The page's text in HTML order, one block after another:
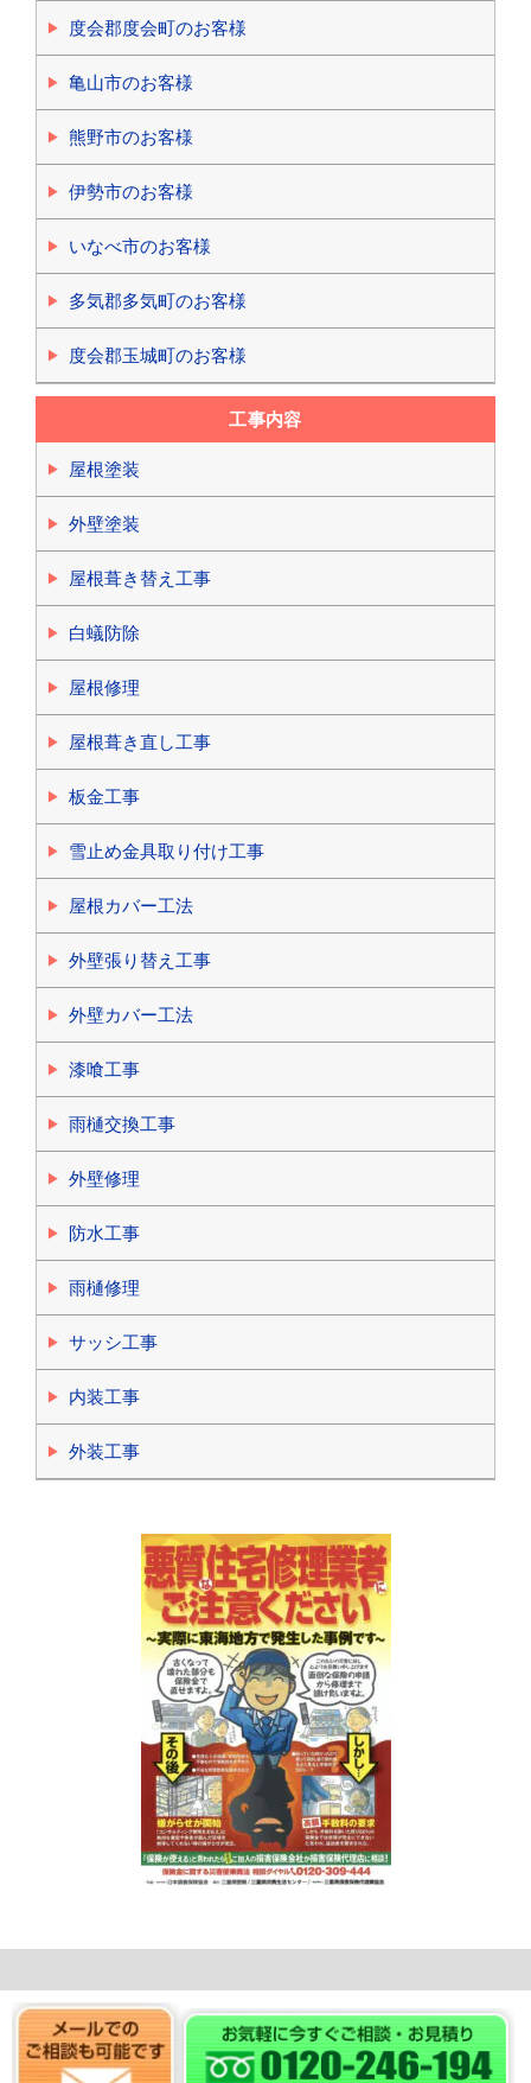
度会郡度会町のお客様
亀山市のお客様
熊野市のお客様
伊勢市のお客様
いなべ市のお客様
多気郡多気町のお客様
度会郡玉城町のお客様
工事内容
屋根塗装
外壁塗装
屋根葺き替え工事
白蟻防除
屋根修理
屋根葺き直し工事
板金工事
雪止め金具取り付け工事
屋根カバー工法
外壁張り替え工事
外壁カバー工法
漆喰工事
雨樋交換工事
外壁修理
防水工事
雨樋修理
サッシ工事
内装工事
外装工事